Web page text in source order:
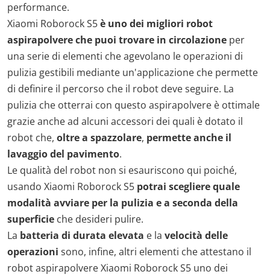
performance.
Xiaomi Roborock S5è uno dei migliori robot
aspirapolvere che puoi trovare in circolazione per
una serie di elementi che agevolano le operazioni di
pulizia gestibili mediante un'applicazione che permette
di definire il percorso che il robot deve seguire. La
pulizia che otterrai con questo aspirapolvere è ottimale
grazie anche ad alcuni accessori dei quali è dotato il
robot che, oltre a spazzolare, permette anche il
lavaggio del pavimento.
Le qualità del robot non si esauriscono qui poiché,
usando Xiaomi Roborock S5 potrai scegliere quale
modalità avviare per la pulizia e a seconda della
superficie che desideri pulire.
La batteria di durata elevata e la velocità delle
operazioni sono, infine, altri elementi che attestano il
robot aspirapolvere Xiaomi Roborock S5 uno dei